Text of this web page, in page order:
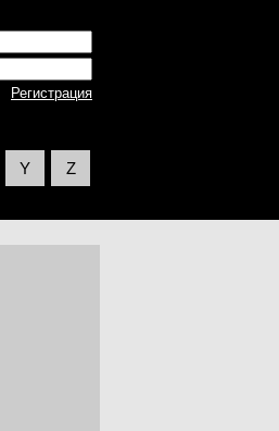
Регистрация
Y Z